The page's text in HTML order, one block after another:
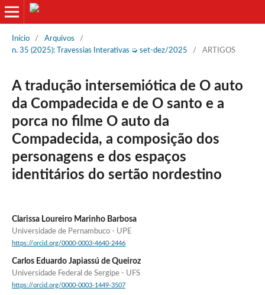
Início / Arquivos
/
n. 35 (2025): Travessias Interativas ➭ set-dez/2025
/ ARTIGOS
A tradução intersemiótica de O auto
da Compadecida e de O santo e a
porca no filme O auto da
Compadecida, a composição dos
personagens e dos espaços
identitários do sertão nordestino
Clarissa Loureiro Marinho Barbosa
Universidade de Pernambuco - UPE
https://orcid.org/0000-0003-4640-2446
Carlos Eduardo Japiassú de Queiroz
Universidade Federal de Sergipe - UFS
https://orcid.org/0000-0003-1449-3507